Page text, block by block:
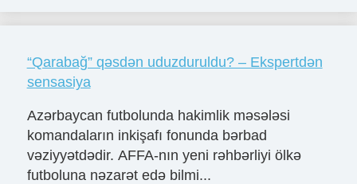
“Qarabağ” qəsdən uduzduruldu? – Ekspertdən
sensasiya
Azərbaycan futbolunda hakimlik məsələsi
komandaların inkişafı fonunda bərbad
vəziyyətdədir. AFFA-nın yeni rəhbərliyi ölkə
futboluna nəzarət edə bilmi...